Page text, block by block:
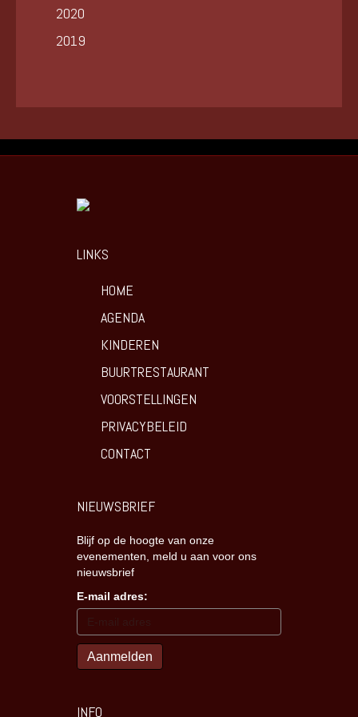
2020
2019
LINKS
HOME
AGENDA
KINDEREN
BUURTRESTAURANT
VOORSTELLINGEN
PRIVACYBELEID
CONTACT
NIEUWSBRIEF
Blijf op de hoogte van onze
evenementen, meld u aan voor ons
nieuwsbrief
E-mail adres:
INFO